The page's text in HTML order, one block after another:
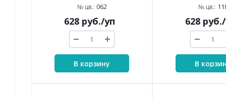
№ цв.: 062
628руб./уп
В корзину
№ цв.:
628руб.
В